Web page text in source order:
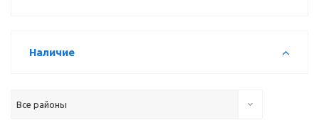
Наличие
Все районы